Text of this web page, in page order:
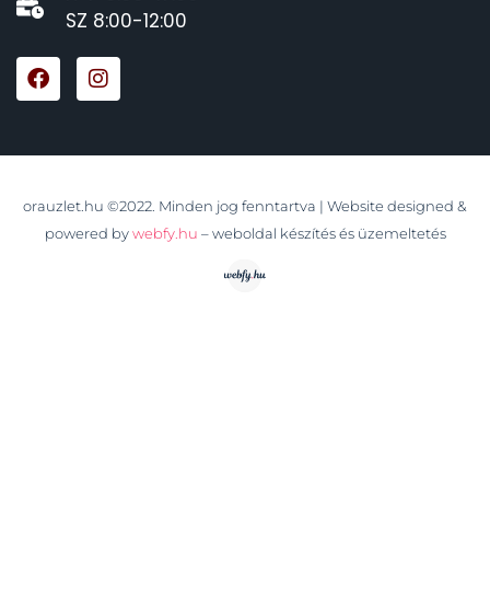
SZ 8:00-12:00
orauzlet.hu ©2022. Minden jog fenntartva | Website designed &
powered by webfy.hu – weboldal készítés és üzemeltetés